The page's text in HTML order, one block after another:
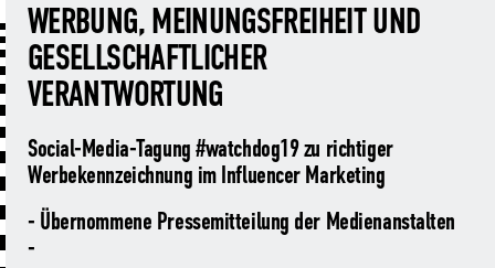
Hass
Sexting.
Missbrauch.
KI
in
Audiopreis
Audio
NRW
Campusradio-
Preis
Angebote
Frage?
Wir
antworten!
Eltern
und
Medien
Info-
Lehrmaterial
Die
Landesanstalt
für
Medien
NRW
Aufsicht
TV
und
Streaming
Plattformen
Für
Anbietende
von
Medienplattformen
und
Benutzeroberflächen
Der
Vorsitzende
Pressemitteilungen
Presseverteiler
Öffentliche
WERBUNG, MEINUNGSFREIHEIT UND
GESELLSCHAFTLICHER
VERANTWORTUNG
Social-Media-Tagung #watchdog19 zu richtiger
Werbekennzeichnung im Influencer Marketing
- Übernommene Pressemitteilung der Medienanstalten
-